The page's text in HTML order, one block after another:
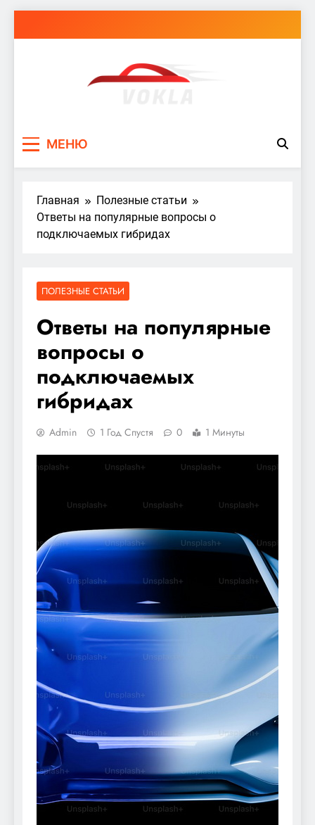
МЕНЮ
Главная
Полезные статьи
Ответы на популярные вопросы о
подключаемых гибридах
ПОЛЕЗНЫЕ СТАТЬИ
Ответы на популярные
вопросы о
подключаемых
гибридах
Admin 1 Год Спустя 0 1 Минуты